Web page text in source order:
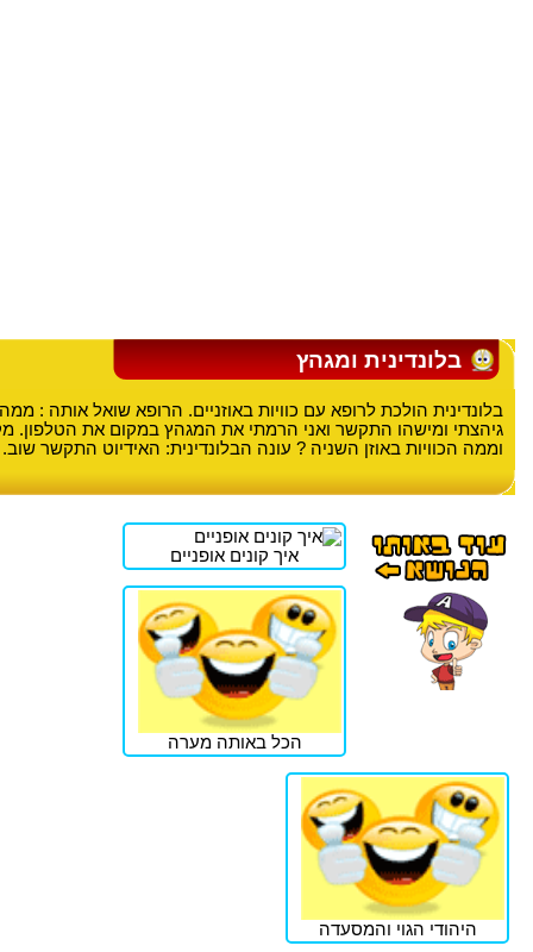
בלונדינית ומגהץ
בלונדינית הולכת לרופא עם כוויות באוזניים. הרופא שואל אותה :
גיהצתי ומישהו התקשר ואני הרמתי את המגהץ במקום את הטלפון.
וממה הכוויות באוזן השניה ? עונה הבלונדינית: האידיוט התקשר שוב.
איך קונים אופניים
הכל באותה מערה
היהודי הגוי והמסעדה